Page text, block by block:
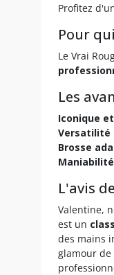
Profitez
Pour
Le Vrai
Les
Iconique
Versatilité
Brosse
Maniabilité
L'avis
Valentine,
est un
des mains
glamour de